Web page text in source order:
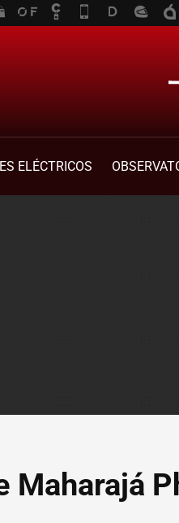
ELÉCTRICOS
Maharajá